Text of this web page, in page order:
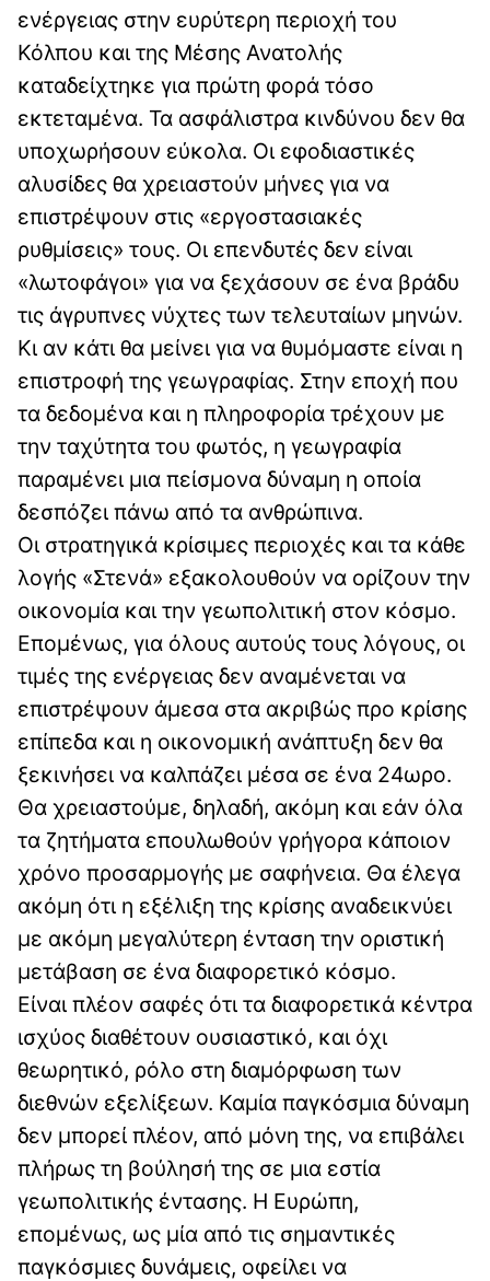
ενέργειας στην ευρύτερη περιοχή του
Κόλπου και της Μέσης Ανατολής
καταδείχτηκε για πρώτη φορά τόσο
εκτεταμένα. Τα ασφάλιστρα κινδύνου δεν θα
υποχωρήσουν εύκολα. Οι εφοδιαστικές
αλυσίδες θα χρειαστούν μήνες για να
επιστρέψουν στις «εργοστασιακές
ρυθμίσεις» τους. Οι επενδυτές δεν είναι
«λωτοφάγοι» για να ξεχάσουν σε ένα βράδυ
τις άγρυπνες νύχτες των τελευταίων μηνών.
Κι αν κάτι θα μείνει για να θυμόμαστε είναι η
επιστροφή της γεωγραφίας. Στην εποχή που
τα δεδομένα και η πληροφορία τρέχουν με
την ταχύτητα του φωτός, η γεωγραφία
παραμένει μια πείσμονα δύναμη η οποία
δεσπόζει πάνω από τα ανθρώπινα.
Οι στρατηγικά κρίσιμες περιοχές και τα κάθε
λογής «Στενά» εξακολουθούν να ορίζουν την
οικονομία και την γεωπολιτική στον κόσμο.
Επομένως, για όλους αυτούς τους λόγους, οι
τιμές της ενέργειας δεν αναμένεται να
επιστρέψουν άμεσα στα ακριβώς προ κρίσης
επίπεδα και η οικονομική ανάπτυξη δεν θα
ξεκινήσει να καλπάζει μέσα σε ένα 24ωρο.
Θα χρειαστούμε, δηλαδή, ακόμη και εάν όλα
τα ζητήματα επουλωθούν γρήγορα κάποιον
χρόνο προσαρμογής με σαφήνεια. Θα έλεγα
ακόμη ότι η εξέλιξη της κρίσης αναδεικνύει
με ακόμη μεγαλύτερη ένταση την οριστική
μετάβαση σε ένα διαφορετικό κόσμο.
Είναι πλέον σαφές ότι τα διαφορετικά κέντρα
ισχύος διαθέτουν ουσιαστικό, και όχι
θεωρητικό, ρόλο στη διαμόρφωση των
διεθνών εξελίξεων. Καμία παγκόσμια δύναμη
δεν μπορεί πλέον, από μόνη της, να επιβάλει
πλήρως τη βούλησή της σε μια εστία
γεωπολιτικής έντασης. Η Ευρώπη,
επομένως, ως μία από τις σημαντικές
παγκόσμιες δυνάμεις, οφείλει να